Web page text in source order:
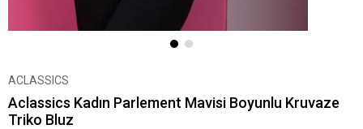
ACLASSICS
Aclassics Kadın Parlement Mavisi Boyunlu Kruvaze
Triko Bluz